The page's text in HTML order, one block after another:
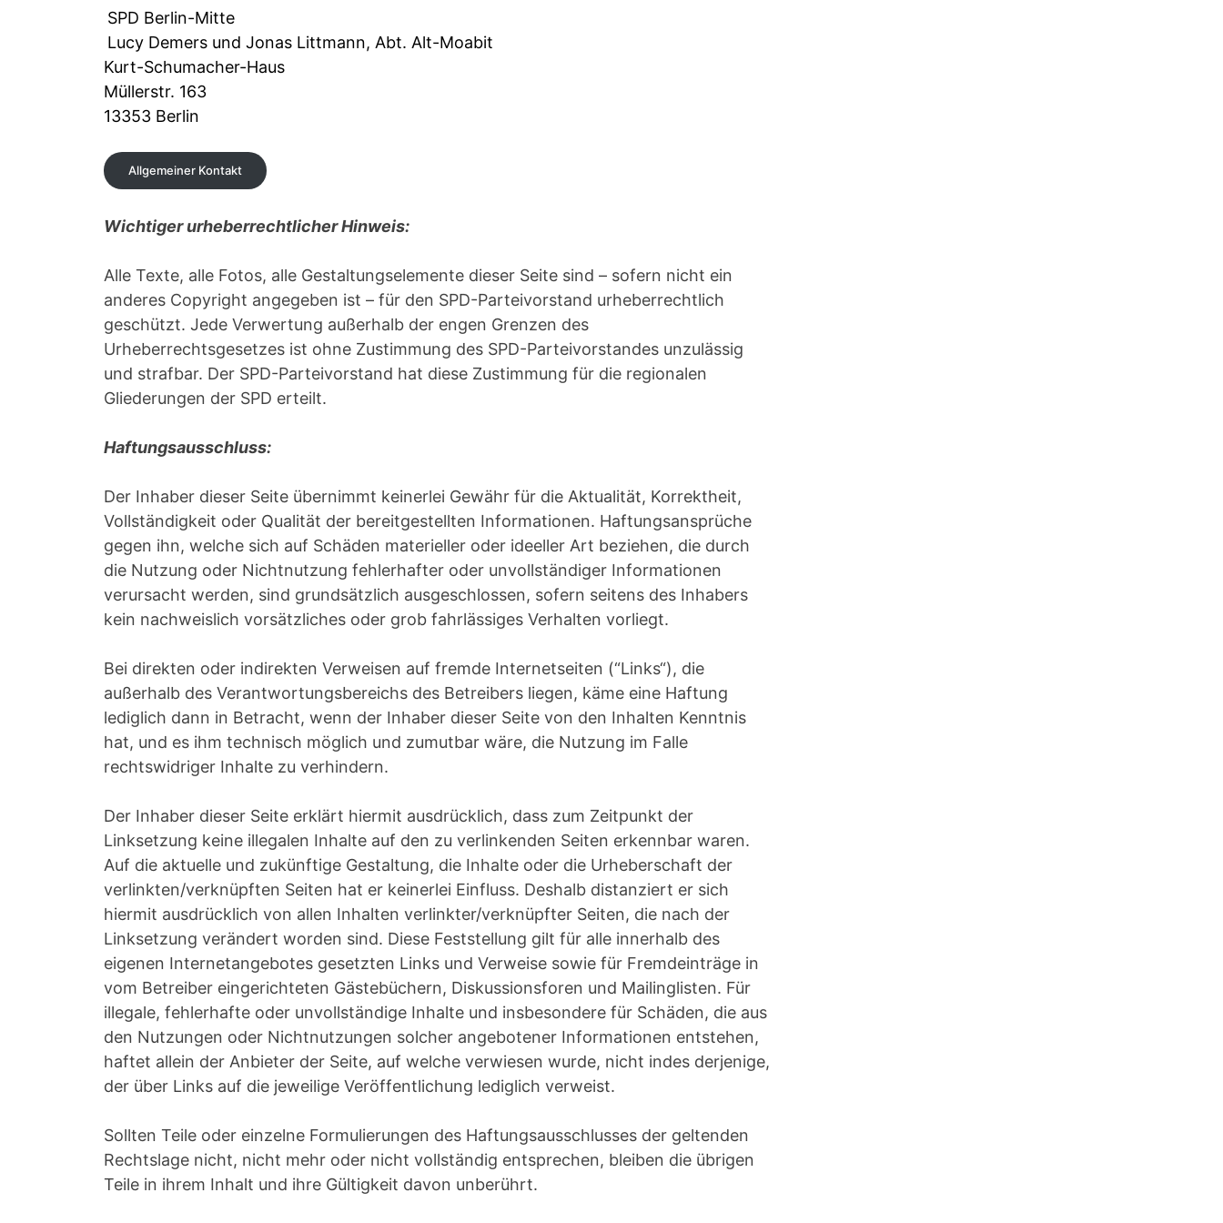
SPD Berlin-Mitte
Lucy Demers und Jonas Littmann, Abt. Alt-Moabit
Kurt-Schumacher-Haus
Müllerstr. 163
13353 Berlin
Allgemeiner Kontakt
Wichtiger urheberrechtlicher Hinweis:
Alle Texte, alle Fotos, alle Gestaltungselemente dieser Seite sind – sofern nicht ein
anderes Copyright angegeben ist – für den SPD-Parteivorstand urheberrechtlich
geschützt. Jede Verwertung außerhalb der engen Grenzen des
Urheberrechtsgesetzes ist ohne Zustimmung des SPD-Parteivorstandes unzulässig
und strafbar. Der SPD-Parteivorstand hat diese Zustimmung für die regionalen
Gliederungen der SPD erteilt.
Haftungsausschluss:
Der Inhaber dieser Seite übernimmt keinerlei Gewähr für die Aktualität, Korrektheit,
Vollständigkeit oder Qualität der bereitgestellten Informationen. Haftungsansprüche
gegen ihn, welche sich auf Schäden materieller oder ideeller Art beziehen, die durch
die Nutzung oder Nichtnutzung fehlerhafter oder unvollständiger Informationen
verursacht werden, sind grundsätzlich ausgeschlossen, sofern seitens des Inhabers
kein nachweislich vorsätzliches oder grob fahrlässiges Verhalten vorliegt.
Bei direkten oder indirekten Verweisen auf fremde Internetseiten (“Links“), die
außerhalb des Verantwortungsbereichs des Betreibers liegen, käme eine Haftung
lediglich dann in Betracht, wenn der Inhaber dieser Seite von den Inhalten Kenntnis
hat, und es ihm technisch möglich und zumutbar wäre, die Nutzung im Falle
rechtswidriger Inhalte zu verhindern.
Der Inhaber dieser Seite erklärt hiermit ausdrücklich, dass zum Zeitpunkt der
Linksetzung keine illegalen Inhalte auf den zu verlinkenden Seiten erkennbar waren.
Auf die aktuelle und zukünftige Gestaltung, die Inhalte oder die Urheberschaft der
verlinkten/verknüpften Seiten hat er keinerlei Einfluss. Deshalb distanziert er sich
hiermit ausdrücklich von allen Inhalten verlinkter/verknüpfter Seiten, die nach der
Linksetzung verändert worden sind. Diese Feststellung gilt für alle innerhalb des
eigenen Internetangebotes gesetzten Links und Verweise sowie für Fremdeinträge in
vom Betreiber eingerichteten Gästebüchern, Diskussionsforen und Mailinglisten. Für
illegale, fehlerhafte oder unvollständige Inhalte und insbesondere für Schäden, die aus
den Nutzungen oder Nichtnutzungen solcher angebotener Informationen entstehen,
haftet allein der Anbieter der Seite, auf welche verwiesen wurde, nicht indes derjenige,
der über Links auf die jeweilige Veröffentlichung lediglich verweist.
Sollten Teile oder einzelne Formulierungen des Haftungsausschlusses der geltenden
Rechtslage nicht, nicht mehr oder nicht vollständig entsprechen, bleiben die übrigen
Teile in ihrem Inhalt und ihre Gültigkeit davon unberührt.